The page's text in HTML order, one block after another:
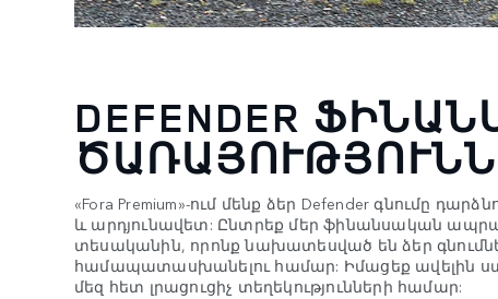
DEFENDER
«Fora Premium»-ում մենք ձեր Defender գնումը
և արդյունավետ: Ընտրեք մեր ֆինանսական
տեսականին, որոնք նախատեսված են ձեր
համապատասխանելու համար: Իմացեք ավելին
մեզ հետ լրացուցիչ տեղեկությունների համար: